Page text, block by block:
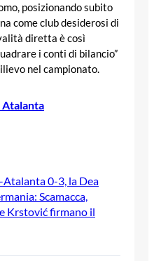
posizionando subito
come club desiderosi di
diretta è così
i conti di bilancio”
nel campionato.
Atalanta 0-3, la Dea
Scamacca,
Krstović firmano il